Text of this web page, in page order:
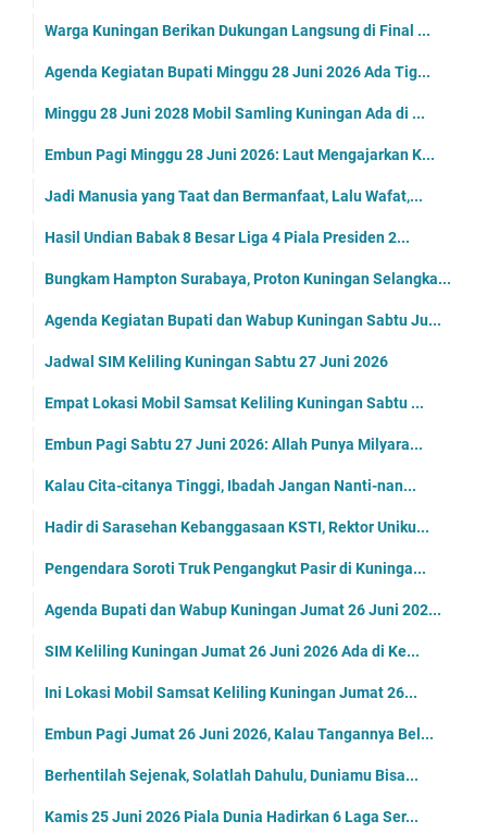
Warga Kuningan Berikan Dukungan Langsung di Final ...
Agenda Kegiatan Bupati Minggu 28 Juni 2026 Ada Tig...
Minggu 28 Juni 2028 Mobil Samling Kuningan Ada di ...
Embun Pagi Minggu 28 Juni 2026: Laut Mengajarkan K...
Jadi Manusia yang Taat dan Bermanfaat, Lalu Wafat,...
Hasil Undian Babak 8 Besar Liga 4 Piala Presiden 2...
Bungkam Hampton Surabaya, Proton Kuningan Selangka...
Agenda Kegiatan Bupati dan Wabup Kuningan Sabtu Ju...
Jadwal SIM Keliling Kuningan Sabtu 27 Juni 2026
Empat Lokasi Mobil Samsat Keliling Kuningan Sabtu ...
Embun Pagi Sabtu 27 Juni 2026: Allah Punya Milyara...
Kalau Cita-citanya Tinggi, Ibadah Jangan Nanti-nan...
Hadir di Sarasehan Kebanggasaan KSTI, Rektor Uniku...
Pengendara Soroti Truk Pengangkut Pasir di Kuninga...
Agenda Bupati dan Wabup Kuningan Jumat 26 Juni 202...
SIM Keliling Kuningan Jumat 26 Juni 2026 Ada di Ke...
Ini Lokasi Mobil Samsat Keliling Kuningan Jumat 26...
Embun Pagi Jumat 26 Juni 2026, Kalau Tangannya Bel...
Berhentilah Sejenak, Solatlah Dahulu, Duniamu Bisa...
Kamis 25 Juni 2026 Piala Dunia Hadirkan 6 Laga Ser...